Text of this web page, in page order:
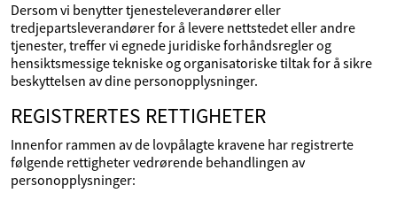
Dersom vi benytter tjenesteleverandører eller
tredjepartsleverandører for å levere nettstedet eller andre
tjenester, treffer vi egnede juridiske forhåndsregler og
hensiktsmessige tekniske og organisatoriske tiltak for å sikre
beskyttelsen av dine personopplysninger.
REGISTRERTES RETTIGHETER
Innenfor rammen av de lovpålagte kravene har registrerte
følgende rettigheter vedrørende behandlingen av
personopplysninger: